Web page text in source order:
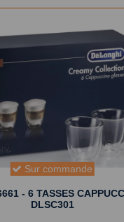
Sur commande
- 6 TASSES
DLSC301